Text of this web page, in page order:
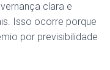
clara e
Isso ocorre porque
por previsibilidade